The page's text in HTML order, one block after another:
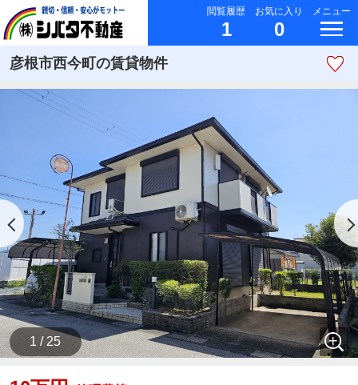
閲覧履歴
1
お気に入り
0
メニュー
彦根市西今町の賃貸物件
1 / 25